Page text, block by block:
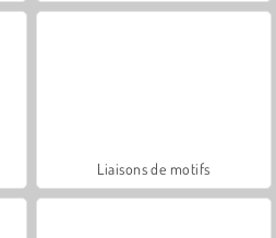
Liaisons de motifs